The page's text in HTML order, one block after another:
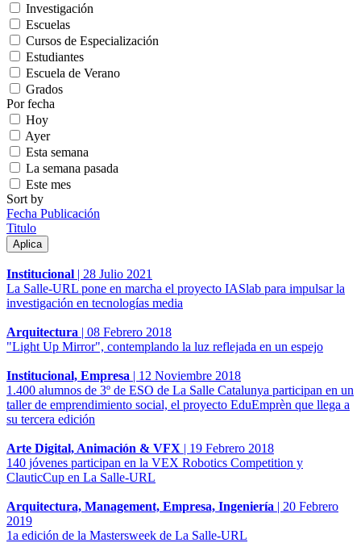
Investigación
Escuelas
Cursos de Especialización
Estudiantes
Escuela de Verano
Grados
Por fecha
Hoy
Ayer
Esta semana
La semana pasada
Este mes
Sort by
Fecha Publicación
Titulo
Institucional | 28 Julio 2021
La Salle-URL pone en marcha el proyecto IASlab para impulsar la
investigación en tecnologías media
Arquitectura | 08 Febrero 2018
"Light Up Mirror", contemplando la luz reflejada en un espejo
Institucional, Empresa | 12 Noviembre 2018
1.400 alumnos de 3º de ESO de La Salle Catalunya participan en un
taller de emprendimiento social, el proyecto EduEmprèn que llega a
su tercera edición
Arte Digital, Animación & VFX | 19 Febrero 2018
140 jóvenes participan en la VEX Robotics Competition y
ClauticCup en La Salle-URL
Arquitectura, Management, Empresa, Ingeniería | 20 Febrero
2019
1a edición de la Mastersweek de La Salle-URL